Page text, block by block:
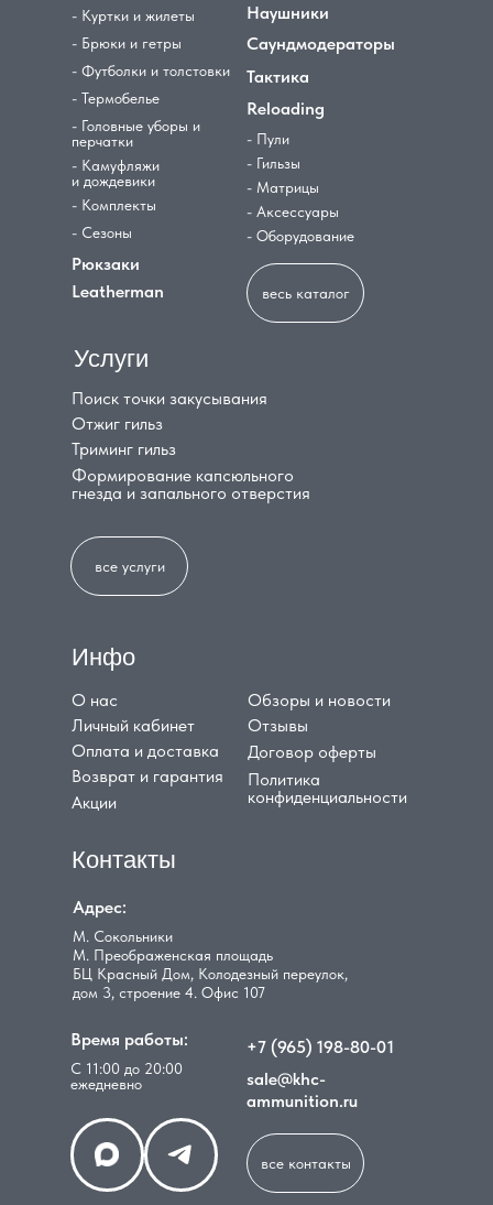
Инфо
Контакты
- Куртки и жилеты
- Брюки и гетры
- Футболки и толстовки
- Термобелье
- Головные уборы и
перчатки
- Камуфляжи
и дождевики
- Комплекты
- Сезоны
Рюкзаки
Leatherman
Наушники
Саундмодераторы
Тактика
О нас
Личный кабинет
Оплата и доставка
Возврат и гарантия
Акции
Обзоры и новости
Отзывы
Договор оферты
Адрес:
М. Сокольники
М. Преображенская площадь
БЦ Красный Дом, Колодезный переулок,
дом 3, строение 4. Офис 107
Время работы:
С 11:00 до 20:00
ежедневно
+7 (965) 198-80-01
sale@khc-
ammunition.ru
Reloading
- Пули
- Гильзы
- Матрицы
- Аксессуары
- Оборудование
Поиск точки закусывания
Услуги
Отжиг гильз
Триминг гильз
Формирование капсюльного
гнезда и запального отверстия
весь каталог
все услуги
все контакты
Политика
конфиденциальности